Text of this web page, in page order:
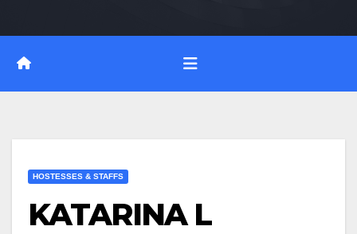
HOSTESSES & STAFFS
KATARINA L